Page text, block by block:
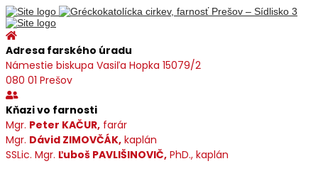
Adresa farského úradu
Námestie biskupa Vasiľa Hopka 15079/2
080 01 Prešov
Kňazi vo farnosti
Mgr. Peter KAČUR, farár
Mgr. Dávid ZIMOVČÁK, kaplán
SSLic. Mgr. Ľuboš PAVLIŠINOVIČ, PhD., kaplán